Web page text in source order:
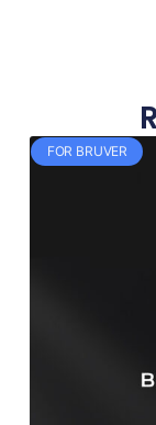
FOR BRUVER